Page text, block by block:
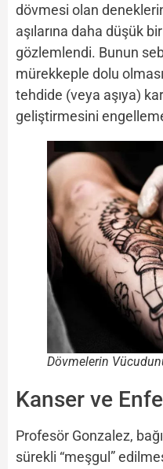
dövmesi olan
aşılarına daha düşük
gözlemlendi. Bunun
mürekkeple dolu
tehdide (veya aşıya)
geliştirmesini
Dövmelerin
Kanser ve
Profesör Gonzalez,
sürekli “meşgul”